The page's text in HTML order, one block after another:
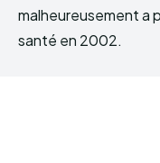
malheureusement a
santé en 2002.